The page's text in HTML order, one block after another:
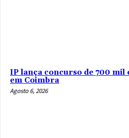
IP lança concurso de 700 mil
em Coimbra
Agosto 6, 2026